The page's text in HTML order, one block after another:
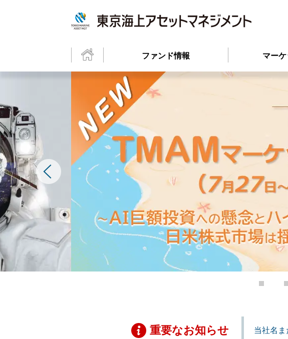
ファンド情報 マー
重要なお知らせ 当社名